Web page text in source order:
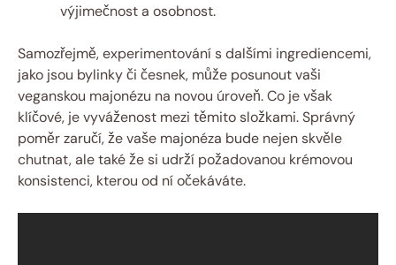
výjimečnost a osobnost.
Samozřejmě, experimentování s dalšími ingrediencemi,
jako jsou bylinky či česnek, může posunout vaši
veganskou majonézu na novou úroveň. Co je však
klíčové, je vyváženost mezi těmito složkami. Správný
poměr zaručí, že vaše majonéza bude nejen skvěle
chutnat, ale také že si udrží požadovanou krémovou
konsistenci, kterou od ní očekáváte.